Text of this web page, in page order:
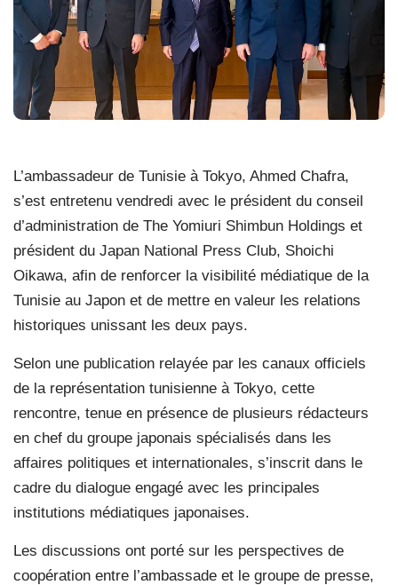
L’ambassadeur de Tunisie à Tokyo, Ahmed Chafra,
s’est entretenu vendredi avec le président du conseil
d’administration de The Yomiuri Shimbun Holdings et
président du Japan National Press Club, Shoichi
Oikawa, afin de renforcer la visibilité médiatique de la
Tunisie au Japon et de mettre en valeur les relations
historiques unissant les deux pays.
Selon une publication relayée par les canaux officiels
de la représentation tunisienne à Tokyo, cette
rencontre, tenue en présence de plusieurs rédacteurs
en chef du groupe japonais spécialisés dans les
affaires politiques et internationales, s’inscrit dans le
cadre du dialogue engagé avec les principales
institutions médiatiques japonaises.
Les discussions ont porté sur les perspectives de
coopération entre l’ambassade et le groupe de presse,